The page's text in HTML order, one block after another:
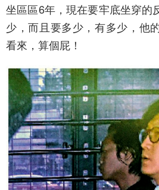
坐區區6年，現在要牢底坐穿的
少，而且要多少，有多少，他
看來，算個屁！